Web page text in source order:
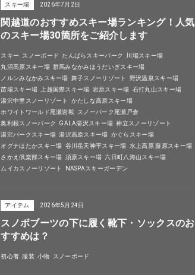
スキー場 2026年7月2日
関越道のおすすめスキー場ランキング！人気
のスキー場30箇所をご紹介します
スキー スノーボード たんばらスキーパーク
川場スキー場
丸沼高原スキー場 群馬みなかみほうだいぎスキー場
ノルンみなかみスキー場 舞子スノーリゾート
野沢温泉スキー場
苗場スキー場
上越国際スキー場 岩原スキー場 石打丸山スキー場
湯沢中里スノーリゾート
かたしな高原スキー場
ホワイトワールド尾瀬岩鞍 スノーパーク尾瀬戸倉
奥利根スノーパーク
GALA湯沢スキー場 神立スノーリゾート
湯沢パークスキー場 湯沢高原スキー場 かぐらスキー場
オグナほたかスキー場 谷川岳天神平スキー場 水上高原 藤原スキー場
さかえ倶楽部スキー場 須原スキー場 六日町八海山スキー場
ムイカスノーリゾート
NASPAスキーガーデン
アイテム 2026年5月24日
スノボブーツの下に履く靴下・ソックスのお
すすめは？
初心者 服装 小物 スノーボード